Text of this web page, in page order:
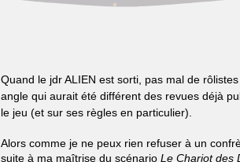
Quand le jdr ALIEN est sorti, pas mal de
angle qui aurait été différent des revues déjà
le jeu (et sur ses règles en particulier).
Alors comme je ne peux rien refuser à un
suite à ma maîtrise du scénarioLe Chariot des